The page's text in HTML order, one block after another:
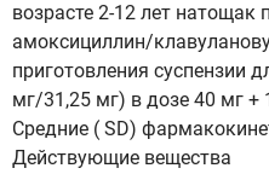
возрасте 2-12 лет
амоксициллин/
приготовления суспензии
мг/31,25 мг) в дозе 40 мг +
Средние ( SD)
Действующие вещества